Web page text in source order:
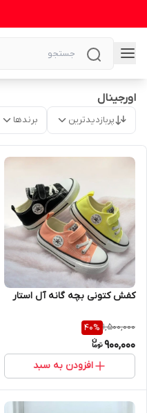
اورجینال
پربازدیدترین برندها
کفش کتونی بچه گانه آل استار
1,500,000
40%
900,000
افزودن به سبد